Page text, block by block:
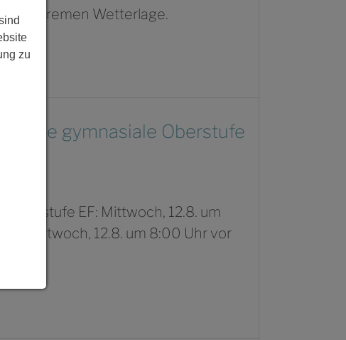
extremen Wetterlage.
die gymnasiale Oberstufe
EF: Mittwoch, 12.8. um
Mittwoch, 12.8. um 8:00 Uhr vor
zu